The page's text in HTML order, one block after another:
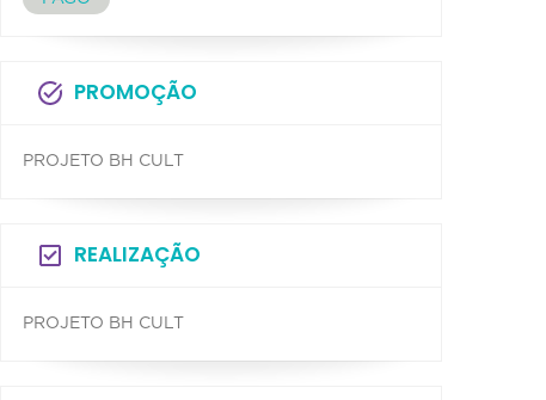
PROMOÇÃO
PROJETO BH CULT
REALIZAÇÃO
PROJETO BH CULT